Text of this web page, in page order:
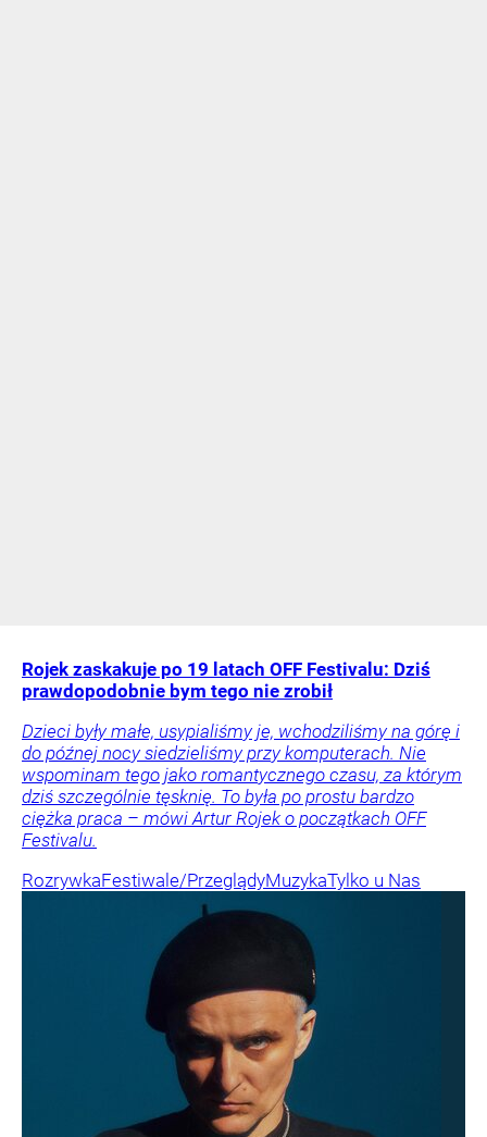
Rojek zaskakuje po 19 latach OFF Festivalu: Dziś
prawdopodobnie bym tego nie zrobił
Dzieci były małe, usypialiśmy je, wchodziliśmy na górę i
do późnej nocy siedzieliśmy przy komputerach. Nie
wspominam tego jako romantycznego czasu, za którym
dziś szczególnie tęsknię. To była po prostu bardzo
ciężka praca – mówi Artur Rojek o początkach OFF
Festivalu.
RozrywkaFestiwale/PrzeglądyMuzykaTylko u Nas